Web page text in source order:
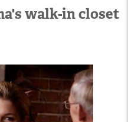
walk-in closet